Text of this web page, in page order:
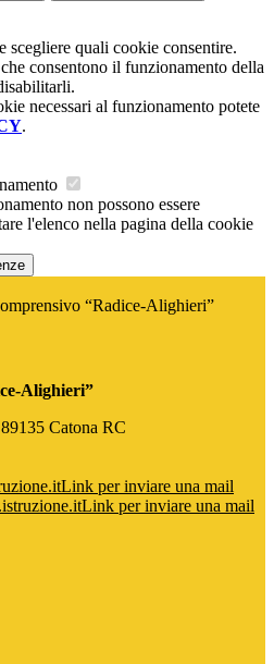
scegliere quali cookie consentire.
consentono il funzionamento della
necessari al funzionamento potete
.
non possono essere
l'elenco nella pagina della cookie
“Radice-Alighieri”
Alighieri”
Catona RC
Link per inviare una mail
Link per inviare una mail